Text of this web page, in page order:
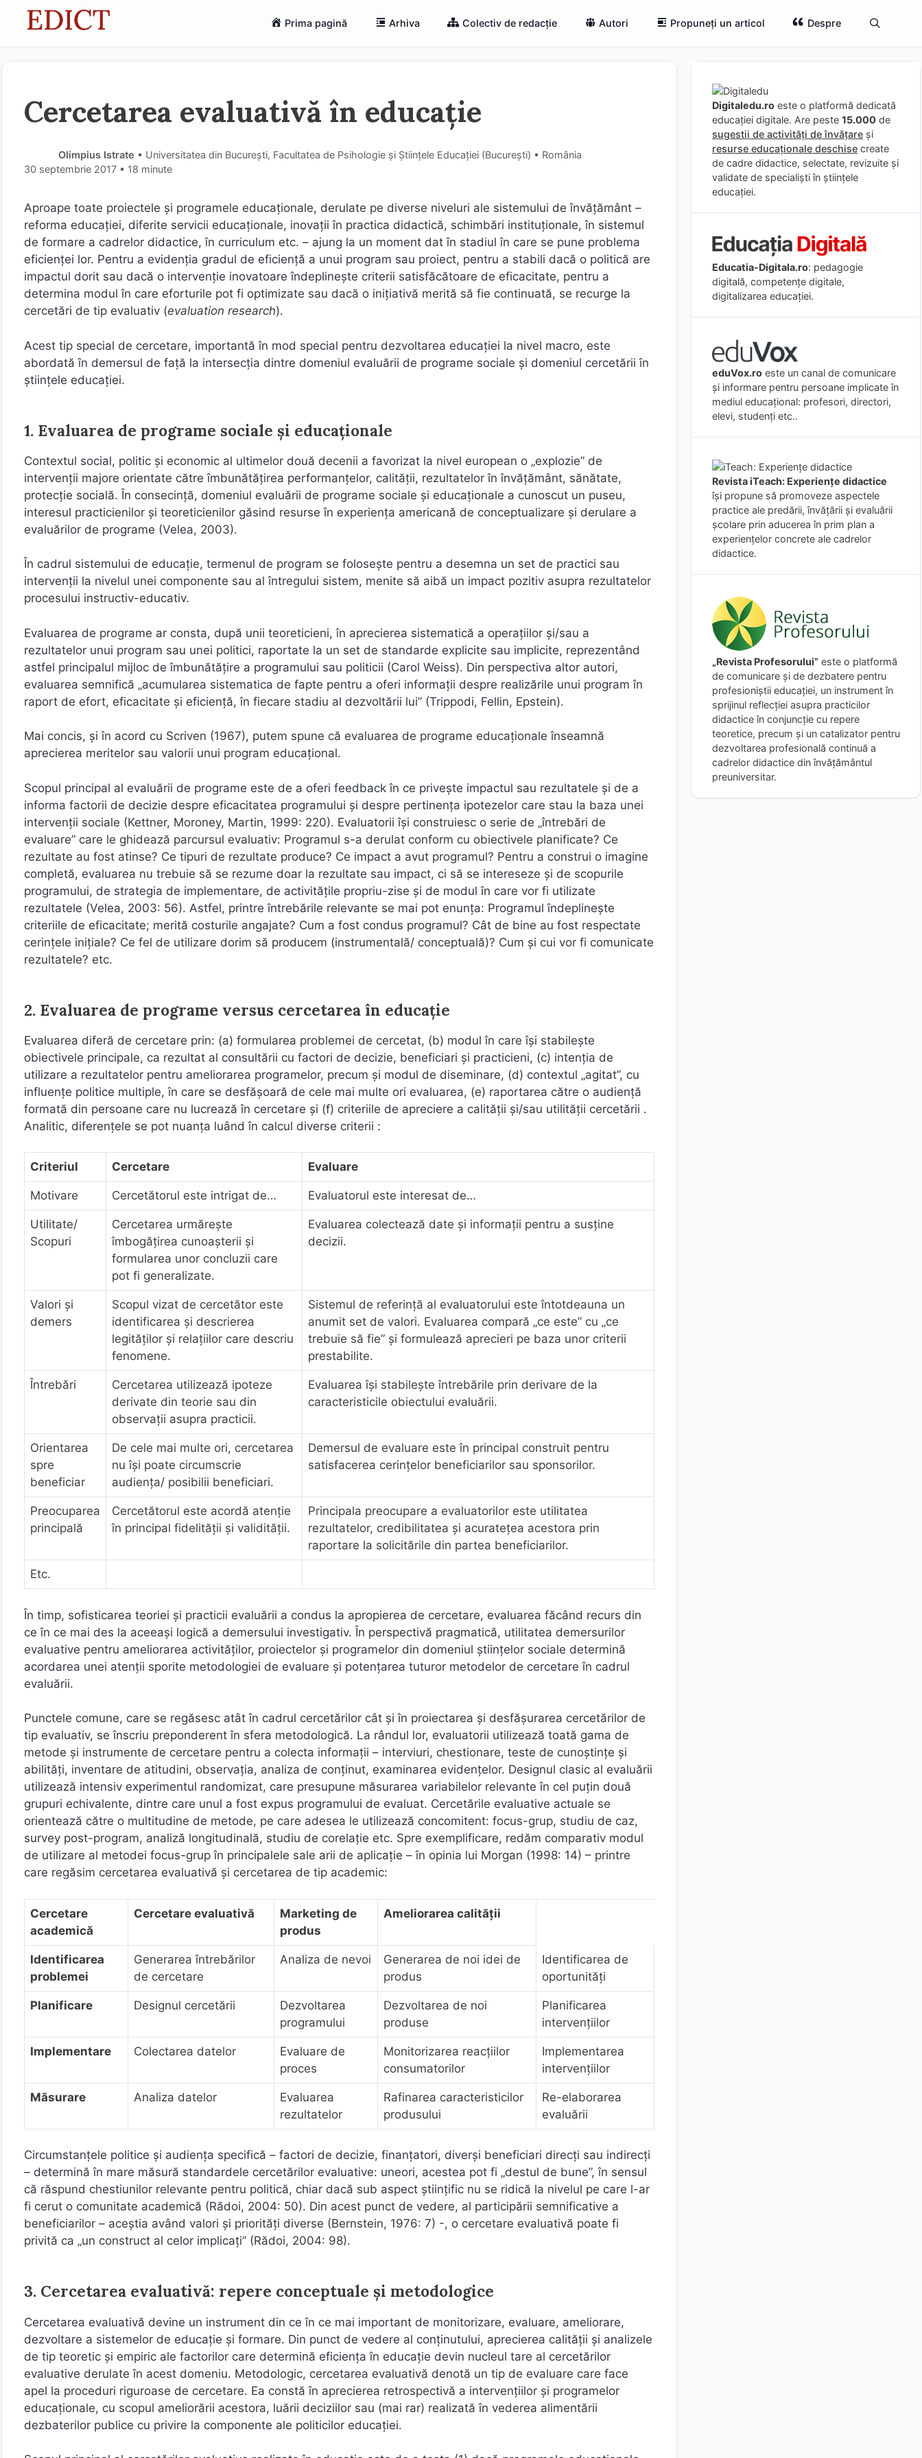
Prima pagină Arhiva Colectiv de redacție Autori Propuneți un articol Despre
Cercetarea evaluativă în educație
Olimpius Istrate • Universitatea din București, Facultatea de Psihologie și Științele Educației (Bucureşti) • România
30 septembrie 2017 • 18 minute
Aproape toate proiectele şi programele educaţionale, derulate pe diverse niveluri ale sistemului de învăţământ –
reforma educaţiei, diferite servicii educaţionale, inovaţii în practica didactică, schimbări instituţionale, în sistemul
de formare a cadrelor didactice, în curriculum etc. – ajung la un moment dat în stadiul în care se pune problema
eficienţei lor. Pentru a evidenţia gradul de eficienţă a unui program sau proiect, pentru a stabili dacă o politică are
impactul dorit sau dacă o intervenţie inovatoare îndeplineşte criterii satisfăcătoare de eficacitate, pentru a
determina modul în care eforturile pot fi optimizate sau dacă o iniţiativă merită să fie continuată, se recurge la
cercetări de tip evaluativ (evaluation research).
Acest tip special de cercetare, importantă în mod special pentru dezvoltarea educaţiei la nivel macro, este
abordată în demersul de faţă la intersecţia dintre domeniul evaluării de programe sociale şi domeniul cercetării în
ştiinţele educaţiei.
1. Evaluarea de programe sociale şi educaţionale
Contextul social, politic şi economic al ultimelor două decenii a favorizat la nivel european o „explozie” de
intervenţii majore orientate către îmbunătăţirea performanţelor, calităţii, rezultatelor în învăţământ, sănătate,
protecţie socială. În consecinţă, domeniul evaluării de programe sociale şi educaţionale a cunoscut un puseu,
interesul practicienilor şi teoreticienilor găsind resurse în experienţa americană de conceptualizare şi derulare a
evaluărilor de programe (Velea, 2003).
În cadrul sistemului de educaţie, termenul de program se foloseşte pentru a desemna un set de practici sau
intervenţii la nivelul unei componente sau al întregului sistem, menite să aibă un impact pozitiv asupra rezultatelor
procesului instructiv-educativ.
Evaluarea de programe ar consta, după unii teoreticieni, în aprecierea sistematică a operaţiilor şi/sau a
rezultatelor unui program sau unei politici, raportate la un set de standarde explicite sau implicite, reprezentând
astfel principalul mijloc de îmbunătăţire a programului sau politicii (Carol Weiss). Din perspectiva altor autori,
evaluarea semnifică „acumularea sistematica de fapte pentru a oferi informaţii despre realizările unui program în
raport de efort, eficacitate şi eficienţă, în fiecare stadiu al dezvoltării lui” (Trippodi, Fellin, Epstein).
Mai concis, şi în acord cu Scriven (1967), putem spune că evaluarea de programe educaţionale înseamnă
aprecierea meritelor sau valorii unui program educaţional.
Scopul principal al evaluării de programe este de a oferi feedback în ce priveşte impactul sau rezultatele şi de a
informa factorii de decizie despre eficacitatea programului şi despre pertinenţa ipotezelor care stau la baza unei
intervenţii sociale (Kettner, Moroney, Martin, 1999: 220). Evaluatorii îşi construiesc o serie de „întrebări de
evaluare” care le ghidează parcursul evaluativ: Programul s-a derulat conform cu obiectivele planificate? Ce
rezultate au fost atinse? Ce tipuri de rezultate produce? Ce impact a avut programul? Pentru a construi o imagine
completă, evaluarea nu trebuie să se rezume doar la rezultate sau impact, ci să se intereseze şi de scopurile
programului, de strategia de implementare, de activităţile propriu-zise şi de modul în care vor fi utilizate
rezultatele (Velea, 2003: 56). Astfel, printre întrebările relevante se mai pot enunţa: Programul îndeplineşte
criteriile de eficacitate; merită costurile angajate? Cum a fost condus programul? Cât de bine au fost respectate
cerinţele iniţiale? Ce fel de utilizare dorim să producem (instrumentală/ conceptuală)? Cum şi cui vor fi comunicate
rezultatele? etc.
2. Evaluarea de programe versus cercetarea în educaţie
Evaluarea diferă de cercetare prin: (a) formularea problemei de cercetat, (b) modul în care îşi stabileşte
obiectivele principale, ca rezultat al consultării cu factori de decizie, beneficiari şi practicieni, (c) intenţia de
utilizare a rezultatelor pentru ameliorarea programelor, precum şi modul de diseminare, (d) contextul „agitat”, cu
influenţe politice multiple, în care se desfăşoară de cele mai multe ori evaluarea, (e) raportarea către o audienţă
formată din persoane care nu lucrează în cercetare şi (f) criteriile de apreciere a calităţii şi/sau utilităţii cercetării .
Analitic, diferenţele se pot nuanţa luând în calcul diverse criterii :
Criteriul Cercetare Evaluare
Motivare Cercetătorul este intrigat de… Evaluatorul este interesat de…
Utilitate/
Scopuri
Cercetarea urmăreşte
îmbogăţirea cunoaşterii şi
formularea unor concluzii care
pot fi generalizate.
Evaluarea colectează date şi informaţii pentru a susţine
decizii.
Valori şi
demers
Scopul vizat de cercetător este
identificarea şi descrierea
legităţilor şi relaţiilor care descriu
fenomene.
Sistemul de referinţă al evaluatorului este întotdeauna un
anumit set de valori. Evaluarea compară „ce este” cu „ce
trebuie să fie” şi formulează aprecieri pe baza unor criterii
prestabilite.
Întrebări
Cercetarea utilizează ipoteze
derivate din teorie sau din
observaţii asupra practicii.
Evaluarea îşi stabileşte întrebările prin derivare de la
caracteristicile obiectului evaluării.
Orientarea
spre
beneficiar
De cele mai multe ori, cercetarea
nu îşi poate circumscrie
audienţa/ posibilii beneficiari.
Demersul de evaluare este în principal construit pentru
satisfacerea cerinţelor beneficiarilor sau sponsorilor.
Preocuparea
principală
Cercetătorul este acordă atenţie
în principal fidelităţii şi validităţii.
Principala preocupare a evaluatorilor este utilitatea
rezultatelor, credibilitatea şi acurateţea acestora prin
raportare la solicitările din partea beneficiarilor.
Etc.
În timp, sofisticarea teoriei şi practicii evaluării a condus la apropierea de cercetare, evaluarea făcând recurs din
ce în ce mai des la aceeaşi logică a demersului investigativ. În perspectivă pragmatică, utilitatea demersurilor
evaluative pentru ameliorarea activităţilor, proiectelor şi programelor din domeniul ştiinţelor sociale determină
acordarea unei atenţii sporite metodologiei de evaluare şi potenţarea tuturor metodelor de cercetare în cadrul
evaluării.
Punctele comune, care se regăsesc atât în cadrul cercetărilor cât şi în proiectarea şi desfăşurarea cercetărilor de
tip evaluativ, se înscriu preponderent în sfera metodologică. La rândul lor, evaluatorii utilizează toată gama de
metode şi instrumente de cercetare pentru a colecta informaţii – interviuri, chestionare, teste de cunoştinţe şi
abilităţi, inventare de atitudini, observaţia, analiza de conţinut, examinarea evidenţelor. Designul clasic al evaluării
utilizează intensiv experimentul randomizat, care presupune măsurarea variabilelor relevante în cel puţin două
grupuri echivalente, dintre care unul a fost expus programului de evaluat. Cercetările evaluative actuale se
orientează către o multitudine de metode, pe care adesea le utilizează concomitent: focus-grup, studiu de caz,
survey post-program, analiză longitudinală, studiu de corelaţie etc. Spre exemplificare, redăm comparativ modul
de utilizare al metodei focus-grup în principalele sale arii de aplicaţie – în opinia lui Morgan (1998: 14) – printre
care regăsim cercetarea evaluativă şi cercetarea de tip academic:
Cercetare
academică
Cercetare evaluativă
Marketing de
produs
Ameliorarea calităţii
Identificarea
problemei
Generarea întrebărilor
de cercetare
Analiza de nevoi
Generarea de noi idei de
produs
Identificarea de
oportunităţi
Planificare Designul cercetării
Dezvoltarea
programului
Dezvoltarea de noi
produse
Planificarea
intervenţiilor
Implementare Colectarea datelor
Evaluare de
proces
Monitorizarea reacţiilor
consumatorilor
Implementarea
intervenţiilor
Măsurare Analiza datelor
Evaluarea
rezultatelor
Rafinarea caracteristicilor
produsului
Re-elaborarea
evaluării
Circumstanţele politice şi audienţa specifică – factori de decizie, finanţatori, diverşi beneficiari direcţi sau indirecţi
– determină în mare măsură standardele cercetărilor evaluative: uneori, acestea pot fi „destul de bune”, în sensul
că răspund chestiunilor relevante pentru politică, chiar dacă sub aspect ştiinţific nu se ridică la nivelul pe care l-ar
fi cerut o comunitate academică (Rădoi, 2004: 50). Din acest punct de vedere, al participării semnificative a
beneficiarilor – aceştia având valori şi priorităţi diverse (Bernstein, 1976: 7) -, o cercetare evaluativă poate fi
privită ca „un construct al celor implicaţi” (Rădoi, 2004: 98).
3. Cercetarea evaluativă: repere conceptuale şi metodologice
Cercetarea evaluativă devine un instrument din ce în ce mai important de monitorizare, evaluare, ameliorare,
dezvoltare a sistemelor de educaţie şi formare. Din punct de vedere al conţinutului, aprecierea calităţii şi analizele
de tip teoretic şi empiric ale factorilor care determină eficienţa în educaţie devin nucleul tare al cercetărilor
evaluative derulate în acest domeniu. Metodologic, cercetarea evaluativă denotă un tip de evaluare care face
apel la proceduri riguroase de cercetare. Ea constă în aprecierea retrospectivă a intervenţiilor şi programelor
educaţionale, cu scopul ameliorării acestora, luării deciziilor sau (mai rar) realizată în vederea alimentării
dezbaterilor publice cu privire la componente ale politicilor educaţiei.
Digitaledu.ro este o platformă dedicată
educației digitale. Are peste 15.000 de
sugestii de activități de învățare și
resurse educaționale deschise create
de cadre didactice, selectate, revizuite și
validate de specialiști în științele
educației.
Educatia-Digitala.ro: pedagogie
digitală, competențe digitale,
digitalizarea educației.
eduVox.ro este un canal de comunicare
și informare pentru persoane implicate în
mediul educațional: profesori, directori,
elevi, studenți etc..
Revista iTeach: Experienţe didactice
îşi propune să promoveze aspectele
practice ale predării, învăţării şi evaluării
şcolare prin aducerea în prim plan a
experienţelor concrete ale cadrelor
didactice.
„Revista Profesorului” este o platformă
de comunicare și de dezbatere pentru
profesioniștii educației, un instrument în
sprijinul reflecției asupra practicilor
didactice în conjuncție cu repere
teoretice, precum și un catalizator pentru
dezvoltarea profesională continuă a
cadrelor didactice din învățământul
preuniversitar.